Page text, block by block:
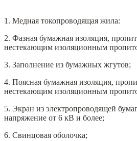
1. Медная токопроводящая жила:
2. Фазная бумажная изоляция,
нестекающим изоляционным
3. Заполнение из бумажных жгутов;
4. Поясная бумажная изоляция,
нестекающим изоляционным
5. Экран из электропроводящей
напряжение от 6 кВ и более;
6. Свинцовая оболочка;